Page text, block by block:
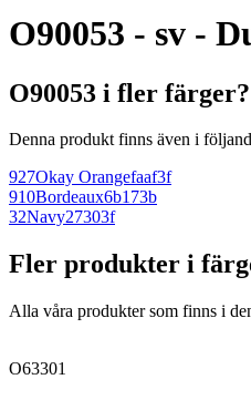
O90053 - sv -
O90053 i fler färger?
Denna produkt finns även i
927Okay Orangefaaf3f
910Bordeaux6b173b
32Navy27303f
Fler produkter i
Alla våra produkter som finns i
O63301